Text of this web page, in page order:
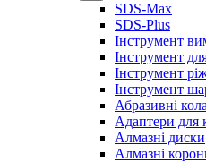
SDS-Max
SDS-Plus
Інструмент
Інструмент
Інструмент
Інструмент
Абразивні кола
Адаптери для
Алмазні диски
Алмазні